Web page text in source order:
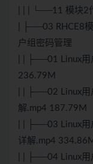
| | | └──11 模块2
| ├──03 RHCE8
户组密码管理
| | ├──01 Linux用
236.79M
| | ├──02 Linux
解.mp4 187.79M
| | ├──03 Linux
详解.mp4
| | ├──04 Linux用